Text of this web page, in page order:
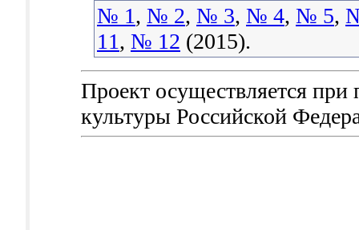
№ 1, № 2, № 3, № 4, № 5,
11, № 12 (2015).
Проект осуществляется
культуры Российской